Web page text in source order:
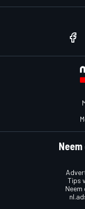
Tips